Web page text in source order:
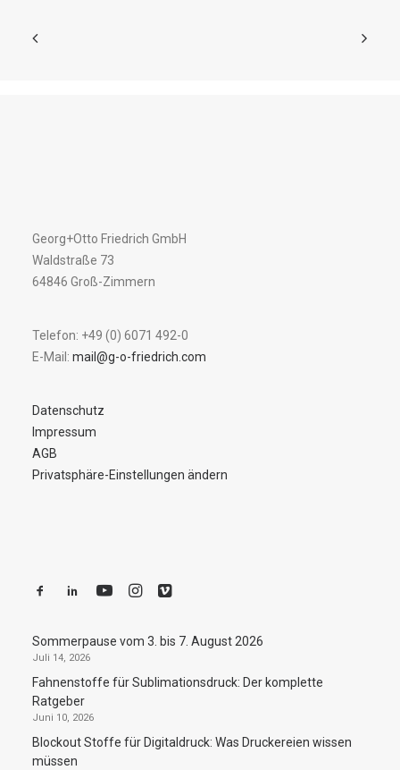
Georg+Otto Friedrich GmbH
Waldstraße 73
64846 Groß-Zimmern
Telefon: +49 (0) 6071 492-0
E-Mail: mail@g-o-friedrich.com
Datenschutz
Impressum
AGB
Privatsphäre-Einstellungen ändern
Sommerpause vom 3. bis 7. August 2026
Juli 14, 2026
Fahnenstoffe für Sublimationsdruck: Der komplette
Ratgeber
Juni 10, 2026
Blockout Stoffe für Digitaldruck: Was Druckereien wissen
müssen